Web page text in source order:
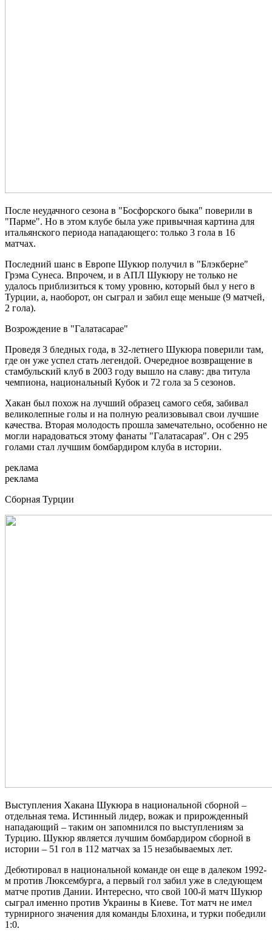
После неудачного сезона в "Босфорского быка" поверили в
"Парме". Но в этом клубе была уже привычная картина для
итальянского периода нападающего: только 3 гола в 16
матчах.
Последний шанс в Европе Шукюр получил в "Блэкберне"
Грэма Сунеса. Впрочем, и в АПЛ Шукюру не только не
удалось приблизиться к тому уровню, который был у него в
Турции, а, наоборот, он сыграл и забил еще меньше (9 матчей,
2 гола).
Возрождение в "Галатасарае"
Проведя 3 бледных года, в 32-летнего Шукюра поверили там,
где он уже успел стать легендой. Очередное возвращение в
стамбульский клуб в 2003 году вышло на славу: два титула
чемпиона, национальный Кубок и 72 гола за 5 сезонов.
Хакан был похож на лучший образец самого себя, забивал
великолепные голы и на полную реализовывал свои лучшие
качества. Вторая молодость прошла замечательно, особенно не
могли нарадоваться этому фанаты "Галатасарая". Он с 295
голами стал лучшим бомбардиром клуба в истории.
реклама
реклама
Сборная Турции
Выступления Хакана Шукюра в национальной сборной –
отдельная тема. Истинный лидер, вожак и прирожденный
нападающий – таким он запомнился по выступлениям за
Турцию. Шукюр является лучшим бомбардиром сборной в
истории – 51 гол в 112 матчах за 15 незабываемых лет.
Дебютировал в национальной команде он еще в далеком 1992-
м против Люксембурга, а первый гол забил уже в следующем
матче против Дании. Интересно, что свой 100-й матч Шукюр
сыграл именно против Украины в Киеве. Тот матч не имел
турнирного значения для команды Блохина, и турки победили
1:0.